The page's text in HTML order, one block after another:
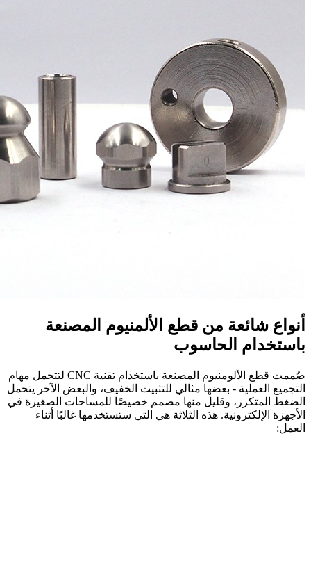
أنواع شائعة من قطع الألمنيوم المصنعة
باستخدام الحاسوب
صُممت قطع الألومنيوم المصنعة باستخدام تقنية CNC لتتحمل مهام
التجميع العملية - بعضها مثالي للتثبيت الخفيف، والبعض الآخر يتحمل
الضغط المتكرر، وقليل منها مصمم خصيصًا للمساحات الصغيرة في
الأجهزة الإلكترونية. هذه الثلاثة هي التي ستستخدمها غالبًا أثناء
العمل: